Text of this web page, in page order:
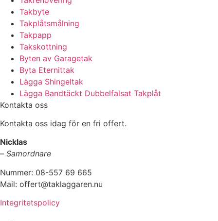
Takbyte
Takplåtsmålning
Takpapp
Takskottning
Byten av Garagetak
Byta Eternittak
Lägga Shingeltak
Lägga Bandtäckt Dubbelfalsat Takplåt
Kontakta oss
Kontakta oss idag för en fri offert.
Nicklas
– Samordnare
Nummer: 08-557 69 665
Mail: offert@taklaggaren.nu
Integritetspolicy